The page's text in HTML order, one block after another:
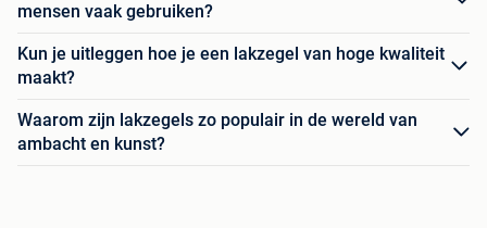
mensen vaak gebruiken?
Kun je uitleggen hoe je een lakzegel van hoge kwaliteit
maakt?
Waarom zijn lakzegels zo populair in de wereld van
ambacht en kunst?